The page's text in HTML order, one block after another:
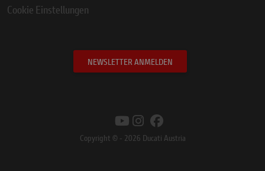
Cookie Einstellungen
NEWSLETTER ANMELDEN
Copyright © - 2026 Ducati Austria